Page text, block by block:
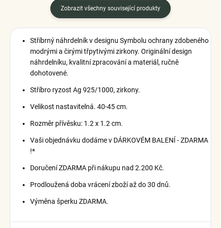
Zobrazit všechny související produkty
Stříbrný náhrdelník v designu Symbolu ochrany zdobeného
modrými a čirými třpytivými zirkony. Originální design
náhrdelníku, kvalitní zpracování a materiál, ručně
dohotovené.
Stříbro ryzost Ag 925/1000, zirkony.
Velikost nastavitelná. 40-45 cm.
Rozměr přívěsku: 1.2 x 1.2 cm.
Vaši objednávku dodáme v DÁRKOVÉM BALENÍ - ZDARMA
!*
Doručení ZDARMA při nákupu nad 2.200 Kč.
Prodloužená doba vrácení zboží až do 30 dnů.
Výměna šperku ZDARMA.